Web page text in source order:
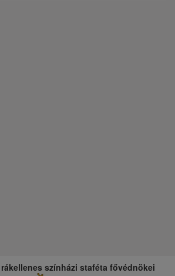
színházi staféta fővédnökei